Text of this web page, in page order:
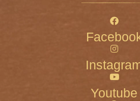
Youtube